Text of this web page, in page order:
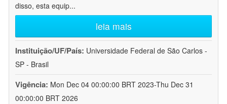
disso, esta equip...
leia mais
Instituição/UF/País: Universidade Federal de São Carlos -
SP - Brasil
Vigência: Mon Dec 04 00:00:00 BRT 2023-Thu Dec 31
00:00:00 BRT 2026